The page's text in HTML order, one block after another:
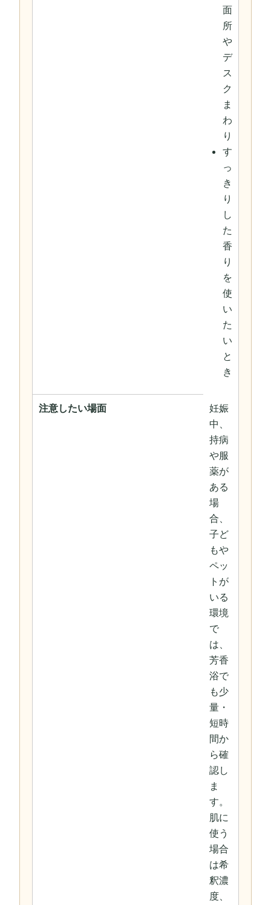
面
所
や
デ
ス
ク
ま
わ
り
す
っ
き
り
し
た
香
り
を
使
い
た
い
と
き
注意したい場面
妊娠
中、
持病
や服
薬が
ある
場
合、
子ど
もや
ペッ
トが
いる
環境
で
は、
芳香
浴で
も少
量・
短時
間か
ら確
認し
ま
す。
肌に
使う
場合
は希
釈濃
度、